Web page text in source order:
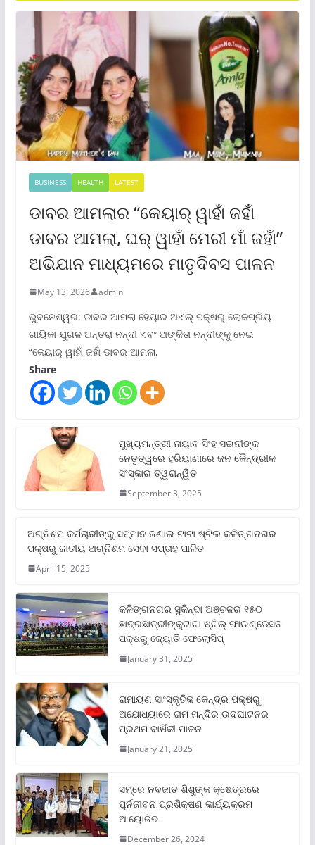
BUSINESS HEALTH LATEST
ଡାବର ଆମଲାର “କେୟାର୍ ୱାହାଁ ଜହାଁ
ଡାବର ଆମଲା, ଘର୍ ୱାହାଁ ମେରୀ ମାଁ ଜହାଁ”
ଅଭିଯାନ ମାଧ୍ୟମରେ ମାତୃଦିବସ ପାଳନ
May 13, 2026 admin
ଭୁବନେଶ୍ୱର: ଡାବର ଆମଲା ହେୟାର ଅଏଲ୍ ପକ୍ଷରୁ ଲୋକପ୍ରିୟ
ଗାୟିକା ଯୁଗଳ ଅନ୍ତରା ନନ୍ଦୀ ଏବଂ ଅଙ୍କିତା ନନ୍ଦୀଙ୍କୁ ନେଇ
“କେୟାର୍ ୱାହାଁ ଜହାଁ ଡାବର ଆମଲା,
Share
ମୁଖ୍ୟମନ୍ତ୍ରୀ ନାୟାବ ସିଂହ ସଇନୀଙ୍କ
ନେତୃତ୍ୱରେ ହରିୟାଣାରେ ଜନ କୈନ୍ଦ୍ରୀକ
ସଂସ୍କାର ତ୍ୱରାନ୍ୱିତ
September 3, 2025
ଅଗ୍ନିଶମ କର୍ମଚାରୀଙ୍କୁ ସମ୍ମାନ ଜଣାଇ ଟାଟା ଷ୍ଟିଲ କଳିଙ୍ଗନଗର
ପକ୍ଷରୁ ଜାତୀୟ ଅଗ୍ନିଶମ ସେବା ସପ୍ତାହ ପାଳିତ
April 15, 2025
କଳିଙ୍ଗନଗର ସୁକିନ୍ଦା ଅଞ୍ଚଳର ୧୫୦
ଛାତ୍ରଛାତ୍ରୀଙ୍କୁଟାଟା ଷ୍ଟିଲ୍ ଫାଉଣ୍ଡେସନ
ପକ୍ଷରୁ ଜ୍ୟୋତି ଫେଲୋସିପ୍‌
January 31, 2025
ରାମାୟଣ ସାଂସ୍କୃତିକ କେନ୍ଦ୍ର ପକ୍ଷରୁ
ଅଯୋଧ୍ୟାରେ ରାମ ମନ୍ଦିର ଉଦଘାଟନର
ପ୍ରଥମ ବାର୍ଷିକୀ ପାଳନ
January 21, 2025
ସମ୍‌ରେ ନବଜାତ ଶିଶୁଙ୍କ କ୍ଷେତ୍ରରେ
ପୁର୍ନଜୀବନ ପ୍ରଶିକ୍ଷଣ କାର୍ଯ୍ୟକ୍ରମ
ଆୟୋଜିତ
December 26, 2024